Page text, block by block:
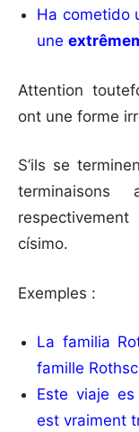
Ha cometido
une
Attention
ont une forme
S’ils se
císimo.
Exemples :
La familia
famille
Este viaje es
est vraiment